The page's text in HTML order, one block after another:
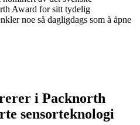
Award for sitt tydelig
noe så dagligdags som å åpne
i Packnorth
sensorteknologi